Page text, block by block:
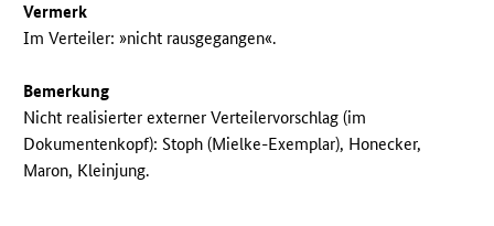
Vermerk
Im Verteiler: »nicht rausgegangen«.
Bemerkung
Nicht realisierter externer Verteilervorschlag (im
Dokumentenkopf): Stoph (Mielke-Exemplar), Honecker,
Maron, Kleinjung.